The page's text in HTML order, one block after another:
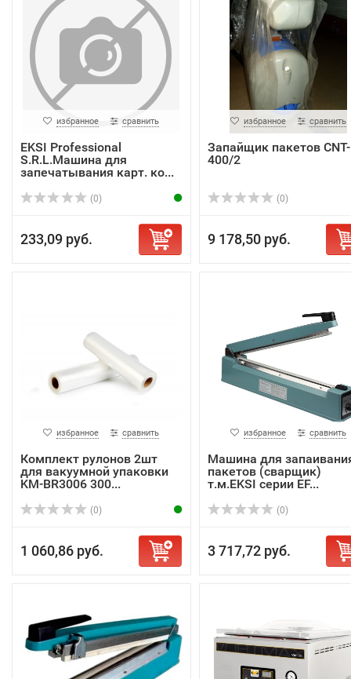
избранное сравнить
EKSI Professional
S.R.L.Машина для
запечатывания карт. ко...
(0)
233,09 руб.
избранное сравнить
Запайщик пакетов CNT-
400/2
(0)
9 178,50 руб.
избранное сравнить
Комплект рулонов 2шт
для вакуумной упаковки
KM-BR3006 300...
(0)
1 060,86 руб.
избранное сравнить
Машина для
пакетов (сварщик)
т.м.EKSI серии EF...
(0)
3 717,72 руб.